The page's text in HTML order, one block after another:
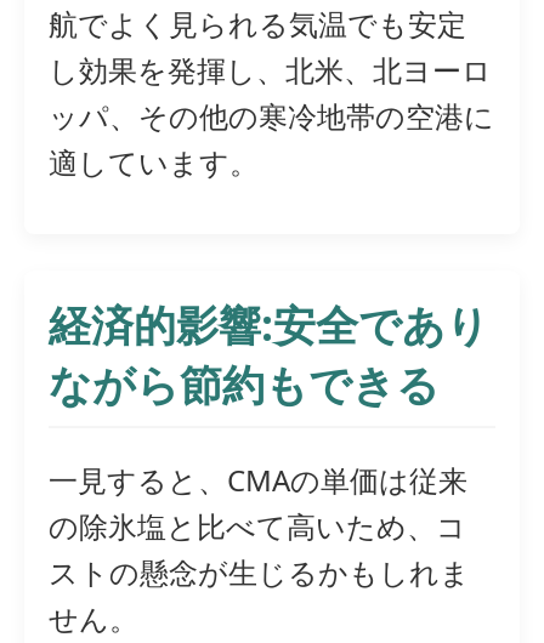
航でよく見られる気温でも安定
し効果を発揮し、北米、北ヨーロ
ッパ、その他の寒冷地帯の空港に
適しています。
経済的影響:安全であり
ながら節約もできる
一見すると、CMAの単価は従来
の除氷塩と比べて高いため、コ
ストの懸念が生じるかもしれま
せん。